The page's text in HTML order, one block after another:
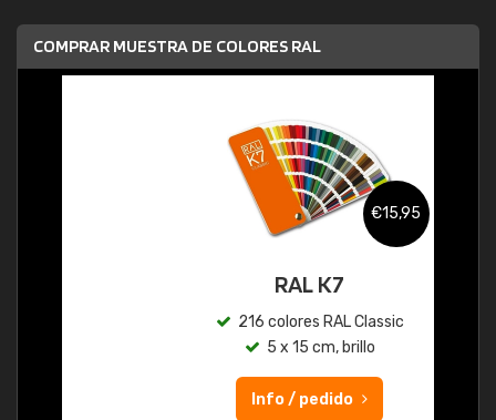
COMPRAR MUESTRA DE COLORES RAL
€15,95
RAL K7
216 colores RAL Classic
5 x 15 cm, brillo
Info / pedido